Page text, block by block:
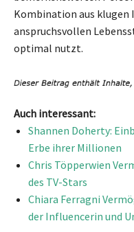
Kombination aus klugen
anspruchsvollen
optimal nutzt.
Auch interessant:
Shannen Doherty:
Erbe ihrer Millionen
Chris Töpperwien
des TV-Stars
Chiara Ferragni
der Influencerin und